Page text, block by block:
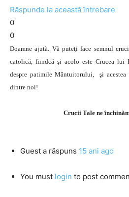
Răspunde la această întrebare
0
0
Doamne ajută. Vă puteţi face semnul
catolică, fiindcă şi acolo este Crucea lui
despre patimile Mântuitorului, şi acestea
dintre noi!
Crucii Tale ne
Guest a răspuns 15 ani ago
You must login to post